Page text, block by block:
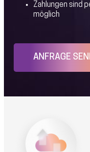
Zahlungen sind
möglich
ANFRAGE